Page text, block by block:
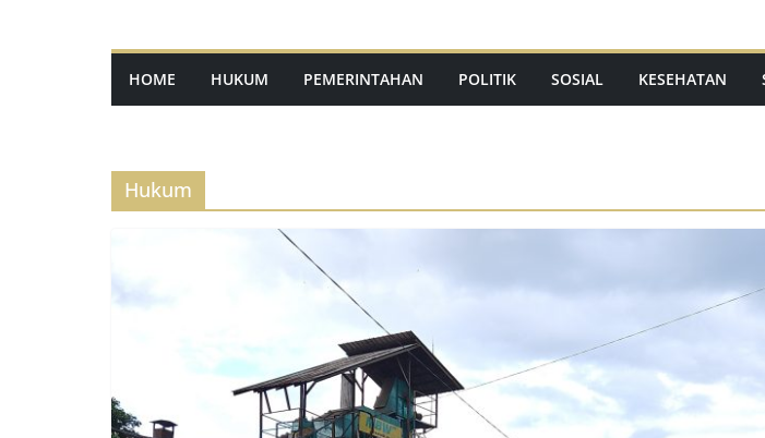
HOME HUKUM PEMERINTAHAN POLITIK SOSIAL KESEHATAN
Hukum